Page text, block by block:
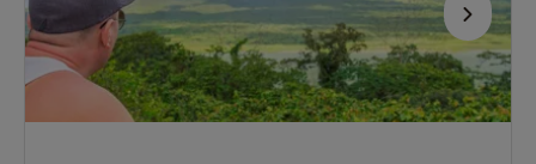
Persoonlijk én deskundig reisadvies
Best beoordeelde reisroutes